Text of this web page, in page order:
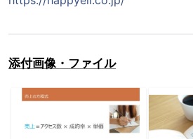
添付画像・ファイル